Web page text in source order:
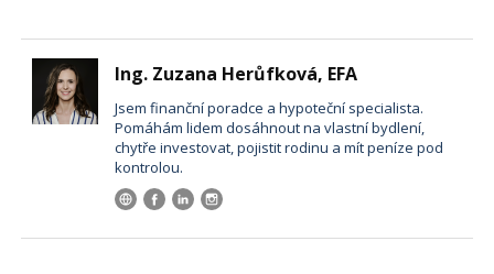
Ing. Zuzana Herůfková, EFA
Jsem finanční poradce a hypoteční specialista.
Pomáhám lidem dosáhnout na vlastní bydlení,
chytře investovat, pojistit rodinu a mít peníze pod
kontrolou.